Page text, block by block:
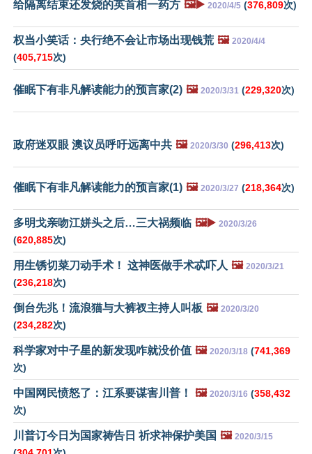
给隔离结束还发烧的英首相一药方 🖼️▶️ 2020/4/5 (376,809次)
权当小笑话：央行绝不会让市场出现钱荒 🖼️ 2020/4/4
(405,715次)
催眠下有非凡解读能力的预言家(2) 🖼️ 2020/3/31 (229,320次)
政府迷双眼 澳议员呼吁远离中共 🖼️ 2020/3/30 (296,413次)
催眠下有非凡解读能力的预言家(1) 🖼️ 2020/3/27 (218,364次)
多明戈亲吻江姘头之后…三大祸频临 🖼️▶️ 2020/3/26
(620,885次)
用生锈切菜刀动手术！ 这神医做手术忒吓人 🖼️ 2020/3/21
(236,218次)
倒台先兆！流浪猫与大裤衩主持人叫板 🖼️ 2020/3/20
(234,282次)
科学家对中子星的新发现咋就没价值 🖼️ 2020/3/18 (741,369
次)
中国网民愤怒了：江系要谋害川普！ 🖼️ 2020/3/16 (358,432
次)
川普订今日为国家祷告日 祈求神保护美国 🖼️ 2020/3/15